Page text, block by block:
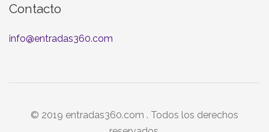
Contacto
info@entradas360.com
© 2019 entradas360.com . Todos los derechos